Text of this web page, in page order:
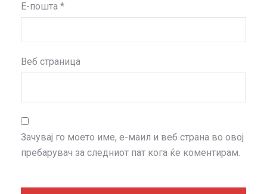
Е-пошта *
Веб страница
Зачувај го моето име, е-маил и веб страна во овој
пребарувач за следниот пат кога ќе коментирам.